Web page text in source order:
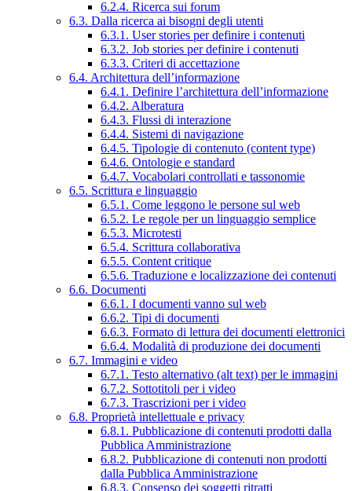
6.2.4. Ricerca sui forum
6.3. Dalla ricerca ai bisogni degli utenti
6.3.1. User stories per definire i contenuti
6.3.2. Job stories per definire i contenuti
6.3.3. Criteri di accettazione
6.4. Architettura dell’informazione
6.4.1. Definire l’architettura dell’informazione
6.4.2. Alberatura
6.4.3. Flussi di interazione
6.4.4. Sistemi di navigazione
6.4.5. Tipologie di contenuto (content type)
6.4.6. Ontologie e standard
6.4.7. Vocabolari controllati e tassonomie
6.5. Scrittura e linguaggio
6.5.1. Come leggono le persone sul web
6.5.2. Le regole per un linguaggio semplice
6.5.3. Microtesti
6.5.4. Scrittura collaborativa
6.5.5. Content critique
6.5.6. Traduzione e localizzazione dei contenuti
6.6. Documenti
6.6.1. I documenti vanno sul web
6.6.2. Tipi di documenti
6.6.3. Formato di lettura dei documenti elettronici
6.6.4. Modalità di produzione dei documenti
6.7. Immagini e video
6.7.1. Testo alternativo (alt text) per le immagini
6.7.2. Sottotitoli per i video
6.7.3. Trascrizioni per i video
6.8. Proprietà intellettuale e privacy
6.8.1. Pubblicazione di contenuti prodotti dalla
Pubblica Amministrazione
6.8.2. Pubblicazione di contenuti non prodotti
dalla Pubblica Amministrazione
6.8.3. Consenso dei soggetti ritratti